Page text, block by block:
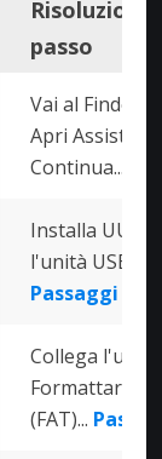
passo
Vai al Finder.
Apri
Continua...
Installa
l'unità USB al
Passaggi
Collega
Formattare
(FAT)...